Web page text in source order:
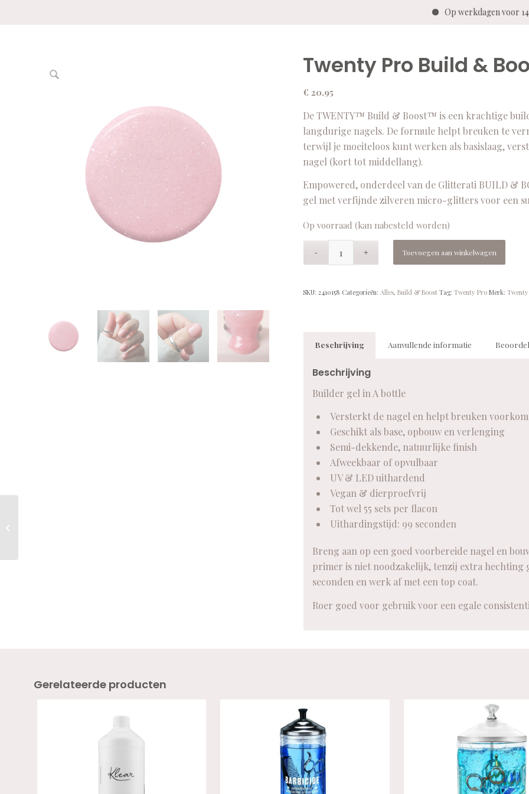
Op werkdagen voor
Twenty Pro Build &
€ 20,95
De TWENTY™ Build & Boost™ is een krachtige
langdurige nagels. De formule helpt breuken te
terwijl je moeiteloos kunt werken als basislaag,
nagel (kort tot middellang).
Empowered, onderdeel van de Glitterati BUILD &
gel met verfijnde zilveren micro-glitters voor een
Op voorraad (kan nabesteld worden)
Toevoegen aan winkelwagen
SKU: 2410158 Categorieën: Alles, Build & Boost Tag: Twenty Pro Merk:
Beschrijving Aanvullende informatie
Beschrijving
Builder gel in A bottle
Versterkt de nagel en helpt breuken
Geschikt als base, opbouw en verlenging
Semi-dekkende, natuurlijke finish
Afweekbaar of opvulbaar
UV & LED uithardend
Vegan & dierproefvrij
Tot wel 55 sets per flacon
Uithardingstijd: 99 seconden
Breng aan op een goed voorbereide nagel en
primer is niet noodzakelijk, tenzij extra hechting
seconden en werk af met een top coat.
Roer goed voor gebruik voor een egale
Gerelateerde producten